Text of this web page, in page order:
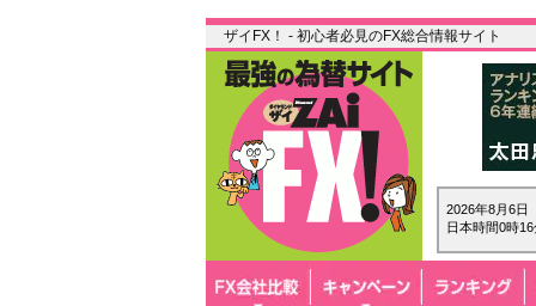
ザイFX！ - 初心者必見のFX総合情報サイト
2026年8月6日
日本時間0時